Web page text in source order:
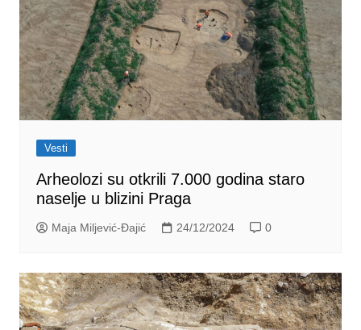
Vesti
Arheolozi su otkrili 7.000 godina staro
naselje u blizini Praga
Maja Miljević-Đajić 24/12/2024 0